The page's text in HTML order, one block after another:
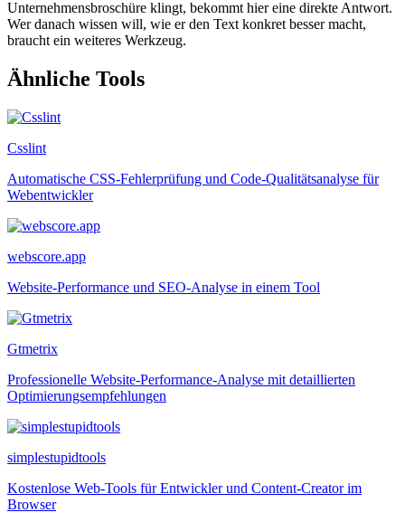
Unternehmensbroschüre klingt, bekommt hier eine direkte Antwort.
Wer danach wissen will, wie er den Text konkret besser macht,
braucht ein weiteres Werkzeug.
Ähnliche Tools
Csslint
Automatische CSS-Fehlerprüfung und Code-Qualitätsanalyse für
Webentwickler
webscore.app
Website-Performance und SEO-Analyse in einem Tool
Gtmetrix
Professionelle Website-Performance-Analyse mit detaillierten
Optimierungsempfehlungen
simplestupidtools
Kostenlose Web-Tools für Entwickler und Content-Creator im
Browser